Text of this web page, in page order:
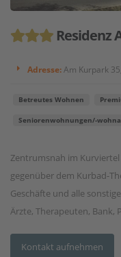
Residenz
Adresse:Am Kurpark
Betreutes Wohnen
Seniorenwohnungen/-
Zentrumsnah im
gegenüber dem Kurbad-
Geschäfte und alle
Ärzte, Therapeuten, Bank,
Kontakt aufnehmen